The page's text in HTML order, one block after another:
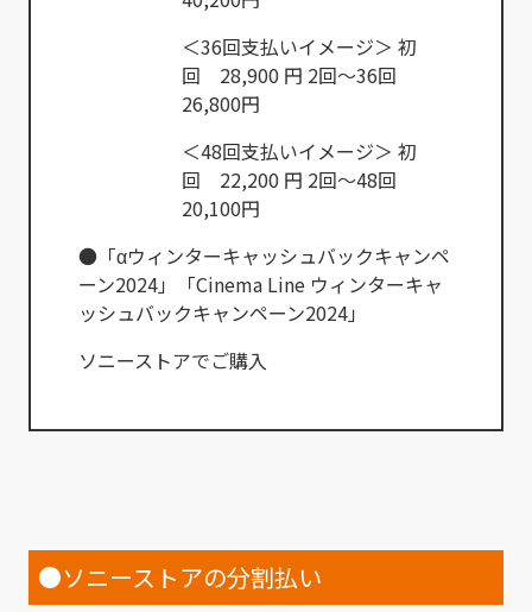
＜36回支払いイメージ＞ 初
回 28,900 円 2回～36回
26,800円
＜48回支払いイメージ＞ 初
回 22,200 円 2回～48回
20,100円
●「αウィンターキャッシュバックキャンペ
ーン2024」「Cinema Line ウィンターキャ
ッシュバックキャンペーン2024」
ソニーストアでご購入
●ソニーストアの分割払い